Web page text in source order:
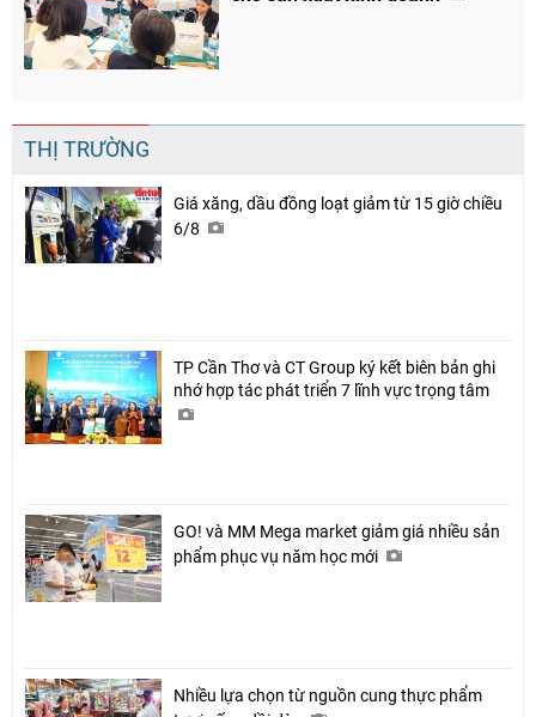
THỊ TRƯỜNG
Giá xăng, dầu đồng loạt giảm từ 15 giờ chiều
6/8
TP Cần Thơ và CT Group ký kết biên bản ghi
nhớ hợp tác phát triển 7 lĩnh vực trọng tâm
GO! và MM Mega market giảm giá nhiều sản
phẩm phục vụ năm học mới
Nhiều lựa chọn từ nguồn cung thực phẩm